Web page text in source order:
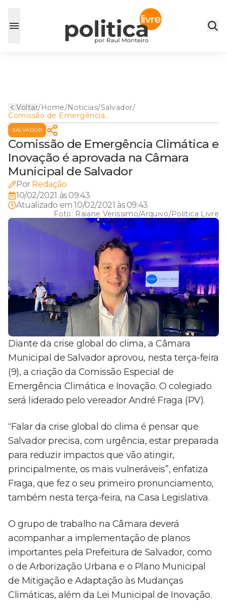
Voltar/Home/Noticias/Salvador/
Comissão de Emergência
Climática e Inovação é
aprovada na Câmara
Municipal de Salvador
SALVADOR
Comissão de Emergência Climática e
Inovação é aprovada na Câmara
Municipal de Salvador
Por Redação
10/02/2021 às 09:43
Atualizado em10/02/2021 às 09:43
Foto: Raiane Verissimo/Arquivo/Politica Livre
Diante da crise global do clima, a Câmara
Municipal de Salvador aprovou, nesta terça-feira
(9), a criação da Comissão Especial de
Emergência Climática e Inovação. O colegiado
será liderado pelo vereador André Fraga (PV).
“Falar da crise global do clima é pensar que
Salvador precisa, com urgência, estar preparada
para reduzir impactos que vão atingir,
principalmente, os mais vulneráveis”, enfatiza
Fraga, que fez o seu primeiro pronunciamento,
também nesta terça-feira, na Casa Legislativa.
O grupo de trabalho na Câmara deverá
acompanhar a implementação de planos
importantes pela Prefeitura de Salvador, como
o de Arborização Urbana e o Plano Municipal
de Mitigação e Adaptação às Mudanças
Climáticas, além da Lei Municipal de Inovação.